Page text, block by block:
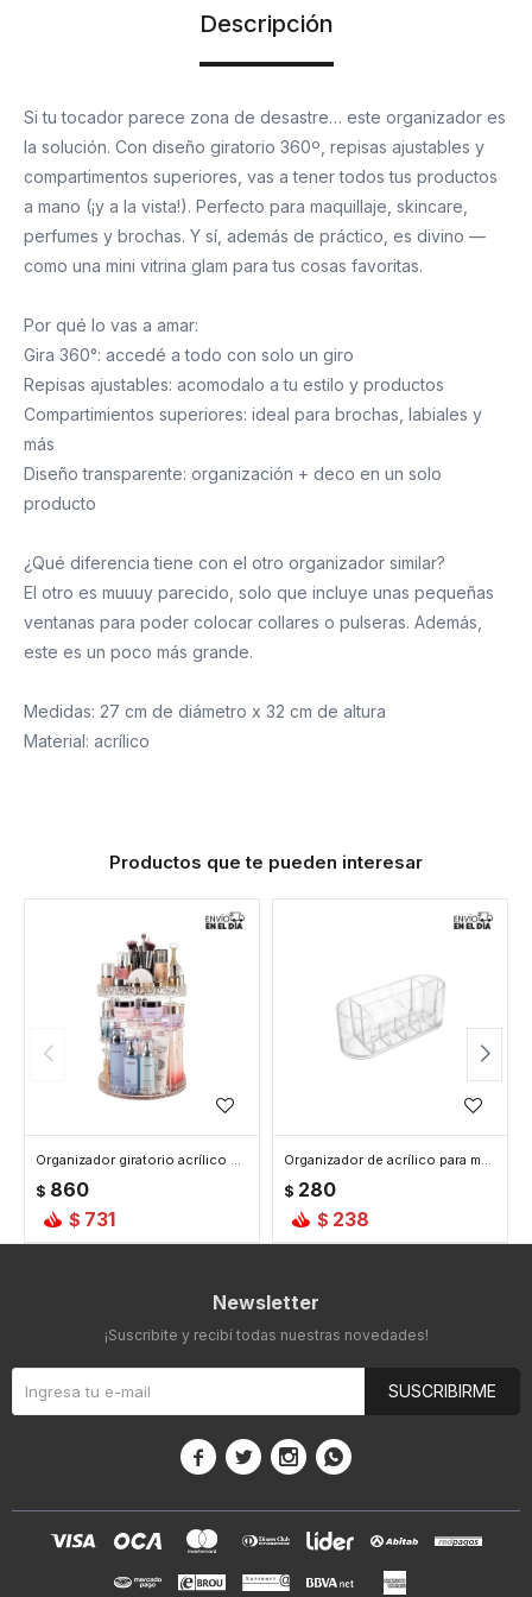
Descripción
Si tu tocador parece zona de desastre… este organizador es
la solución. Con diseño giratorio 360º, repisas ajustables y
compartimentos superiores, vas a tener todos tus productos
a mano (¡y a la vista!). Perfecto para maquillaje, skincare,
perfumes y brochas. Y sí, además de práctico, es divino —
como una mini vitrina glam para tus cosas favoritas.
Por qué lo vas a amar:
Gira 360°: accedé a todo con solo un giro
Repisas ajustables: acomodalo a tu estilo y productos
Compartimientos superiores: ideal para brochas, labiales y
más
Diseño transparente: organización + deco en un solo
producto
¿Qué diferencia tiene con el otro organizador similar?
El otro es muuuy parecido, solo que incluye unas pequeñas
ventanas para poder colocar collares o pulseras. Además,
este es un poco más grande.
Medidas: 27 cm de diámetro x 32 cm de altura
Material: acrílico
Productos que te pueden interesar
Organizador giratorio acrílico de cosméticos 22*22*26 - Transparente
$ 860
$ 731
Organizador de acrílico para maquillaje 17 x 6 x 6,5 cm
$ 280
$ 238
Newsletter
¡Suscribite y recibí todas nuestras novedades!
SUSCRIBIRME
   